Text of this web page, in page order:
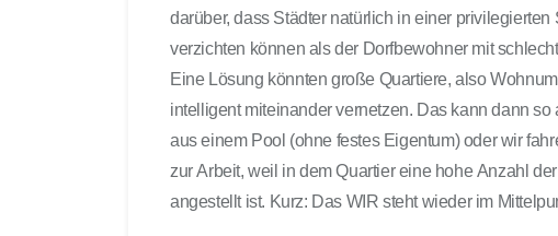
darüber, dass Städter natürlich in einer
verzichten können als der Dorfbewohner mit
Eine Lösung könnten große Quartiere, also
intelligent miteinander vernetzen. Das kann dann
aus einem Pool (ohne festes Eigentum) oder wir
zur Arbeit, weil in dem Quartier eine hohe Anzahl
angestellt ist. Kurz: Das WIR steht wieder im